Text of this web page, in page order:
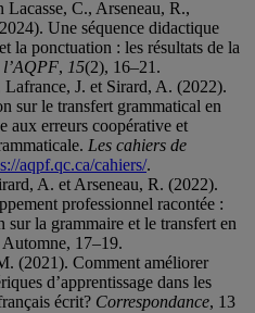
C., Arseneau, R.,
Une séquence didactique
la ponctuation : les résultats de la
l’AQPF, 15(2), 16–21.
J. et Sirard, A. (2022).
sur le transfert grammatical en
aux erreurs coopérative et
Les cahiers de
aqpf.qc.ca/cahiers/.
A. et Arseneau, R. (2022).
professionnel racontée :
la grammaire et le transfert en
Automne, 17–19.
(2021). Comment améliorer
d’apprentissage dans les
écrit? Correspondance, 13